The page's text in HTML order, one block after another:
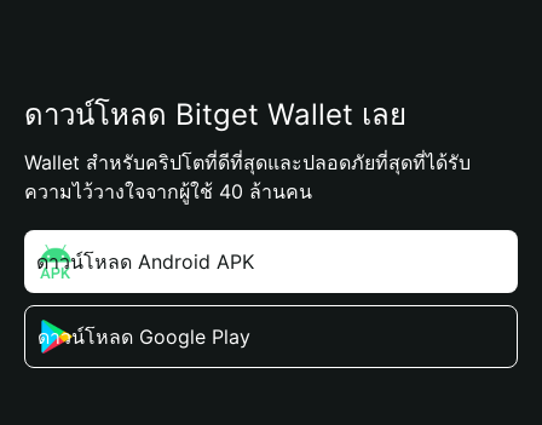
ดาวน์โหลด Bitget Wallet เลย
Wallet สำหรับคริปโตที่ดีที่สุดและปลอดภัยที่สุดที่ได้รับ
ความไว้วางใจจากผู้ใช้ 40 ล้านคน
ดาวน์โหลด Android APK
ดาวน์โหลด Google Play